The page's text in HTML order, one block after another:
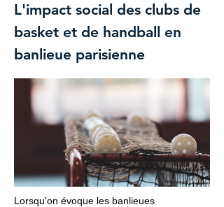
L'impact social des clubs de
basket et de handball en
banlieue parisienne
Lorsqu'on évoque les banlieues